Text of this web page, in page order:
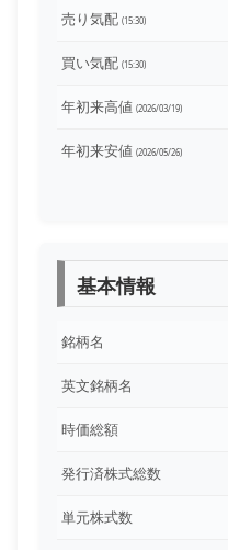
売り気配 (15:30)
買い気配 (15:30)
年初来高値 (2026/03/19)
年初来安値 (2026/05/26)
基本情報
銘柄名
英文銘柄名
時価総額
発行済株式総数
単元株式数